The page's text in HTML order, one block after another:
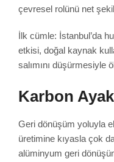
çevresel rolünü net
İlk cümle: İstanbul’da
etkisi, doğal kaynak
salımını düşürmesiyle
Karbon
Geri dönüşüm yoluyla
üretimine kıyasla çok
alüminyum geri